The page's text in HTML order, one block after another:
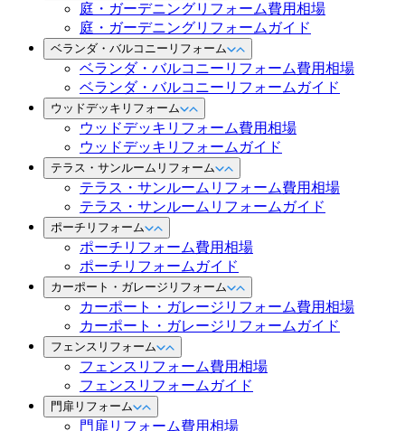
庭・ガーデニングリフォーム費用相場
庭・ガーデニングリフォームガイド
ベランダ・バルコニーリフォーム
ベランダ・バルコニーリフォーム費用相場
ベランダ・バルコニーリフォームガイド
ウッドデッキリフォーム
ウッドデッキリフォーム費用相場
ウッドデッキリフォームガイド
テラス・サンルームリフォーム
テラス・サンルームリフォーム費用相場
テラス・サンルームリフォームガイド
ポーチリフォーム
ポーチリフォーム費用相場
ポーチリフォームガイド
カーポート・ガレージリフォーム
カーポート・ガレージリフォーム費用相場
カーポート・ガレージリフォームガイド
フェンスリフォーム
フェンスリフォーム費用相場
フェンスリフォームガイド
門扉リフォーム
門扉リフォーム費用相場